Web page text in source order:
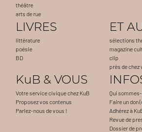
théâtre
arts de rue
LIVRES
littérature
poésie
BD
ET
sélections
magazine
clip
près de chez
KuB & VOUS
Votre service civique chez KuB
Proposez vos contenus
Parlez-nous de vous !
Qui
Faire un don
Adhérez à
Revue de
Dossier de